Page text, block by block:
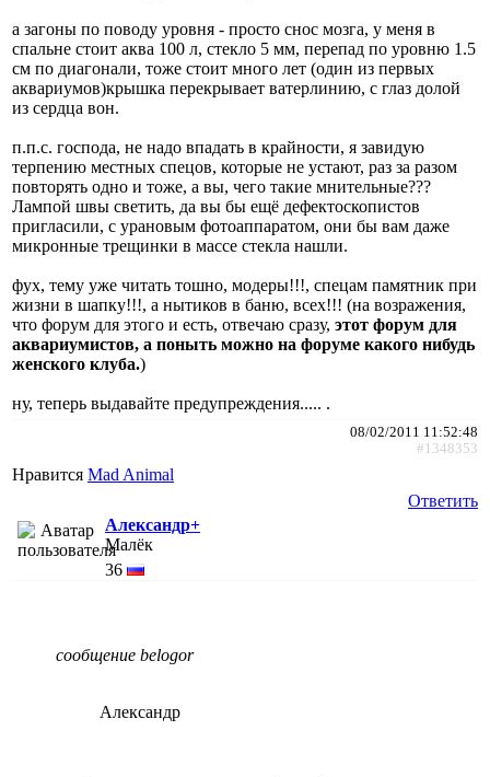
а загоны по поводу уровня - просто снос мозга, у меня в
спальне стоит аква 100 л, стекло 5 мм, перепад по уровню 1.5
см по диагонали, тоже стоит много лет (один из первых
аквариумов)крышка перекрывает ватерлинию, с глаз долой
из сердца вон.
п.п.с. господа, не надо впадать в крайности, я завидую
терпению местных спецов, которые не устают, раз за разом
повторять одно и тоже, а вы, чего такие мнительные???
Лампой швы светить, да вы бы ещё дефектоскопистов
пригласили, с урановым фотоаппаратом, они бы вам даже
микронные трещинки в массе стекла нашли.
фух, тему уже читать тошно, модеры!!!, спецам памятник при
жизни в шапку!!!, а нытиков в баню, всех!!! (на возражения,
что форум для этого и есть, отвечаю сразу, этот форум для
аквариумистов, а поныть можно на форуме какого нибудь
женского клуба.)
ну, теперь выдавайте предупреждения..... .
08/02/2011 11:52:48
#1348353
Нравится Mad Animal
Ответить
Александр+
Малёк
36
сообщение belogor
Александр